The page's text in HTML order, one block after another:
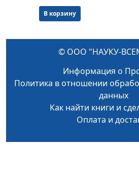
В корзину
© ООО "НАУКУ-
Информация о
Политика в отношении
данных
Как найти книги и
Оплата и